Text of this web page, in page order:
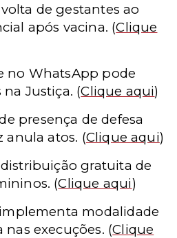
de gestantes ao
após vacina. (Clique
no WhatsApp pode
na Justiça. (Clique aqui)
presença de defesa
anula atos. (Clique aqui)
gratuita de
(Clique aqui)
modalidade
nas execuções. (Clique